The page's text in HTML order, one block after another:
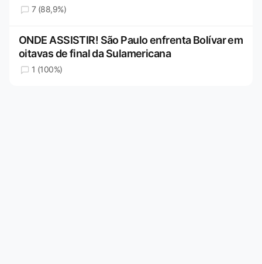
7 (88,9%)
ONDE ASSISTIR! São Paulo enfrenta Bolívar em
oitavas de final da Sulamericana
1 (100%)